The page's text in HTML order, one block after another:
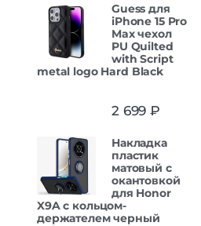
Guess для
iPhone 15 Pro
Max чехол
PU Quilted
with Script
metal logo Hard Black
2 699 ₽
Накладка
пластик
матовый с
окантовкой
для Honor
X9A с кольцом-
держателем черный